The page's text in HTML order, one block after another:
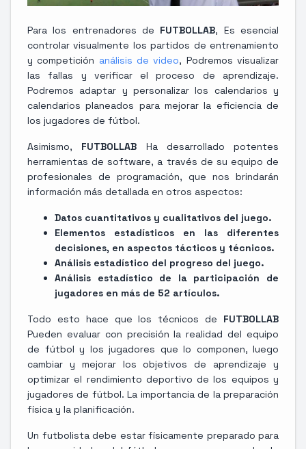
Para los entrenadores de FUTBOLLAB, Es esencial
controlar visualmente los partidos de entrenamiento
y competición análisis de video, Podremos visualizar
las fallas y verificar el proceso de aprendizaje.
Podremos adaptar y personalizar los calendarios y
calendarios planeados para mejorar la eficiencia de
los jugadores de fútbol.
Asimismo, FUTBOLLAB Ha desarrollado potentes
herramientas de software, a través de su equipo de
profesionales de programación, que nos brindarán
información más detallada en otros aspectos:
Datos cuantitativos y cualitativos del juego.
Elementos estadísticos en las diferentes
decisiones, en aspectos tácticos y técnicos.
Análisis estadístico del progreso del juego.
Análisis estadístico de la participación de
jugadores en más de 52 artículos.
Todo esto hace que los técnicos de FUTBOLLAB
Pueden evaluar con precisión la realidad del equipo
de fútbol y los jugadores que lo componen, luego
cambiar y mejorar los objetivos de aprendizaje y
optimizar el rendimiento deportivo de los equipos y
jugadores de fútbol. La importancia de la preparación
física y la planificación.
Un futbolista debe estar físicamente preparado para